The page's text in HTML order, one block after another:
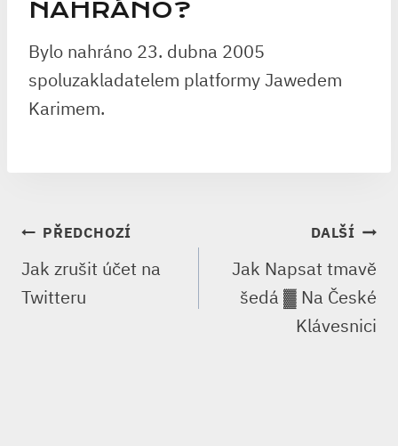
NAHRÁNO?
Bylo nahráno 23. dubna 2005
spoluzakladatelem platformy Jawedem
Karimem.
NAVIGACE
PRO
PŘÍSPĚVEK
PŘEDCHOZÍ
Jak zrušit účet na
Twitteru
DALŠÍ
Jak Napsat tmavě
šedá ▓ Na České
Klávesnici